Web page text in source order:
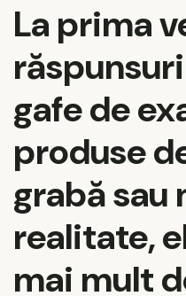
La prima
gafe de
produse
grabă sau
realitate,
mai mult